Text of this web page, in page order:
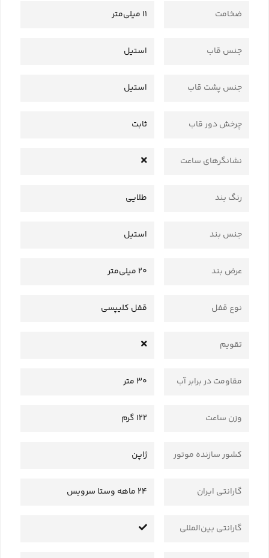
ضخامت 11 میلی‌متر
جنس قاب استیل
جنس پشت قاب استیل
چرخش دور قاب ثابت
نشانگرهای ساعت
رنگ بند طلایی
جنس بند استیل
عرض بند 20 میلی‌متر
نوع قفل قفل کلیپسی
تقویم
مقاومت در برابر آب 30 متر
وزن ساعت 122 گرم
کشور سازنده موتور ژاپن
گارانتی ایران 24 ماهه وستا سرویس
گارانتی بین‌المللی